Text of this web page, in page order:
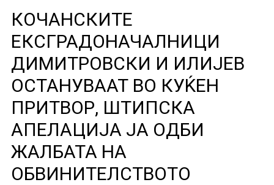
КОЧАНСКИТЕ
ЕКСГРАДОНАЧАЛНИЦИ
ДИМИТРОВСКИ И ИЛИЈЕВ
ОСТАНУВААТ ВО КУЌЕН
ПРИТВОР, ШТИПСКА
АПЕЛАЦИЈА ЈА ОДБИ
ЖАЛБАТА НА
ОБВИНИТЕЛСТВОТО